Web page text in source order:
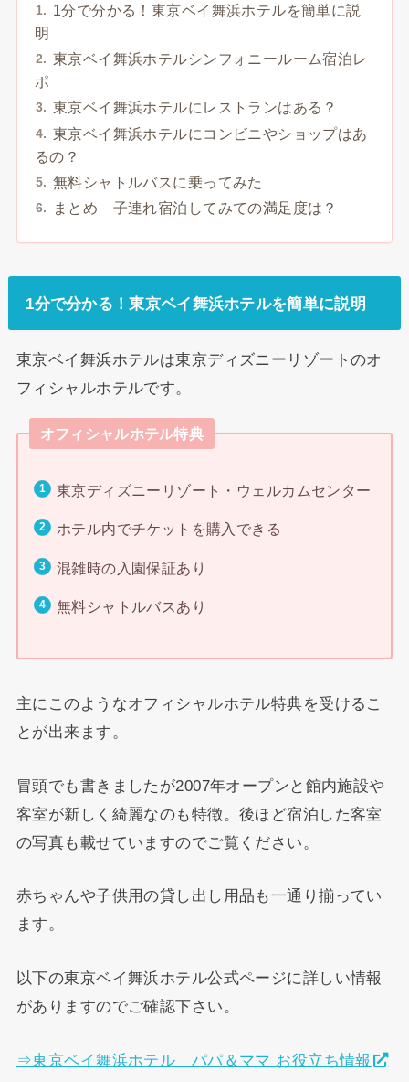
1分で分かる！東京ベイ舞浜ホテルを簡単に説
明
東京ベイ舞浜ホテルシンフォニールーム宿泊レ
ポ
東京ベイ舞浜ホテルにレストランはある？
東京ベイ舞浜ホテルにコンビニやショップはあ
るの？
無料シャトルバスに乗ってみた
まとめ 子連れ宿泊してみての満足度は？
1分で分かる！東京ベイ舞浜ホテルを簡単に説明
東京ベイ舞浜ホテルは東京ディズニーリゾートのオ
フィシャルホテルです。
オフィシャルホテル特典
東京ディズニーリゾート・ウェルカムセンター
ホテル内でチケットを購入できる
混雑時の入園保証あり
無料シャトルバスあり
主にこのようなオフィシャルホテル特典を受けるこ
とが出来ます。
冒頭でも書きましたが2007年オープンと館内施設や
客室が新しく綺麗なのも特徴。後ほど宿泊した客室
の写真も載せていますのでご覧ください。
赤ちゃんや子供用の貸し出し用品も一通り揃ってい
ます。
以下の東京ベイ舞浜ホテル公式ページに詳しい情報
がありますのでご確認下さい。
⇒東京ベイ舞浜ホテル パパ＆ママ お役立ち情報